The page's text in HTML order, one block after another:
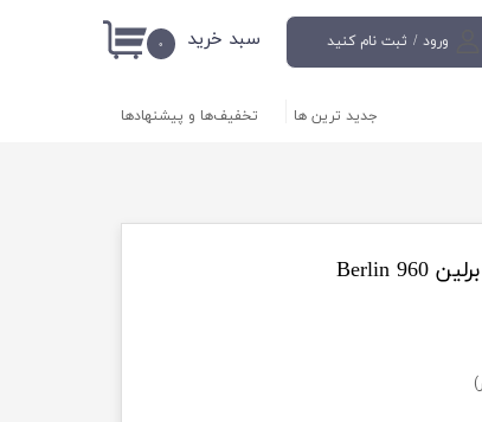
ورود / ثبت نام کنید
حساب کاربری من
تغییر گذر واژه
کاربری
۰ سبد خرید
جدید ترین ها تخفیف‌ها و پیشنهادها